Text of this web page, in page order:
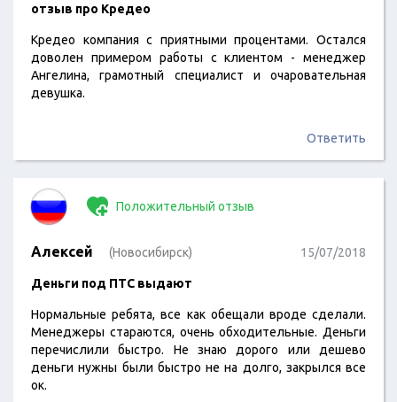
отзыв про Кредео
Кредео компания с приятными процентами. Остался
доволен примером работы с клиентом - менеджер
Ангелина, грамотный специалист и очаровательная
девушка.
Ответить
Положительный отзыв
Алексей (Новосибирск) 15/07/2018
Деньги под ПТС выдают
Нормальные ребята, все как обещали вроде сделали.
Менеджеры стараются, очень обходительные. Деньги
перечислили быстро. Не знаю дорого или дешево
деньги нужны были быстро не на долго, закрылся все
ок.